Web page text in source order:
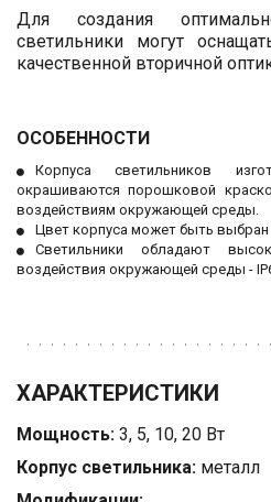
Для создания
светильники могут
качественной вторичной
ОСОБЕННОСТИ
Корпуса светильников
окрашиваются порошковой
воздействиям окружающей среды.
Цвет корпуса может быть выбран
Светильники обладают
воздействия окружающей среды -
ХАРАКТЕРИСТИКИ
Мощность: 3, 5, 10, 20 Вт
Корпус светильника: металл